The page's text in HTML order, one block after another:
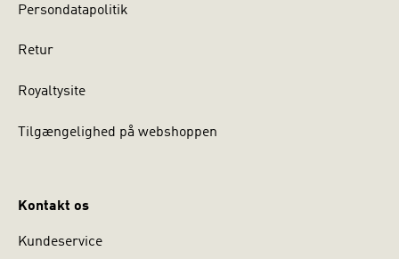
Persondatapolitik
Retur
Royaltysite
Tilgængelighed på webshoppen
Kontakt os
Kundeservice